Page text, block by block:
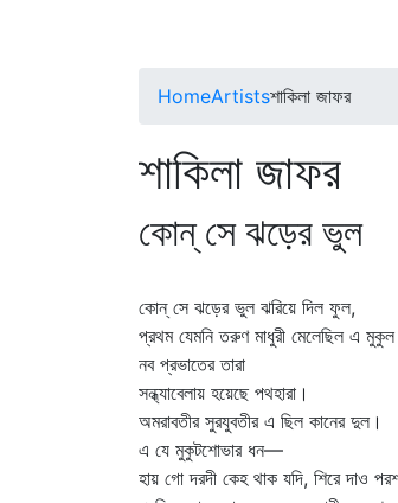
HomeArtistsশাকিলা জাফর
শাকিলা জাফর
কোন্‌ সে ঝড়ের ভুল
কোন্ সে ঝড়ের ভুল ঝরিয়ে দিল ফুল,
প্রথম যেমনি তরুণ মাধুরী মেলেছিল এ
নব প্রভাতের তারা
সন্ধ্যাবেলায় হয়েছে পথহারা।
অমরাবতীর সুরযুবতীর এ ছিল কানের দুল।
এ যে মুকুটশোভার ধন—
হায় গো দরদী কেহ থাক যদি, শিরে দাও